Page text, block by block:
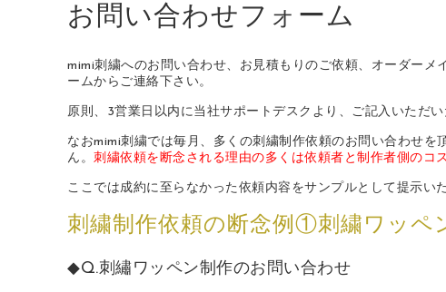
お問い合わせフォーム
mimi刺繍へのお問い合わせ、お見積もりのご依頼、オーダー
ームからご連絡下さい。
原則、3営業日以内に当社サポートデスクより、ご記入いただ
なおmimi刺繍では毎月、多くの刺繍制作依頼のお問い合わせ
ん。 刺繍依頼を断念される理由の多くは依頼者と制作者側のコ
ここでは成約に至らなかった依頼内容をサンプルとして提示い
刺繍制作依頼の断念例①刺繍ワッペ
◆Q.刺繡ワッペン制作のお問い合わせ